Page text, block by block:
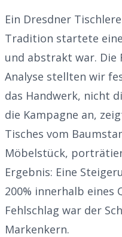
Ein Dresdner
Tradition startete
und abstrakt war. Die
Analyse stellten wir
das Handwerk, nicht
die Kampagne an,
Tisches vom
Möbelstück,
Ergebnis: Eine
200% innerhalb eines
Fehlschlag war der
Markenkern.